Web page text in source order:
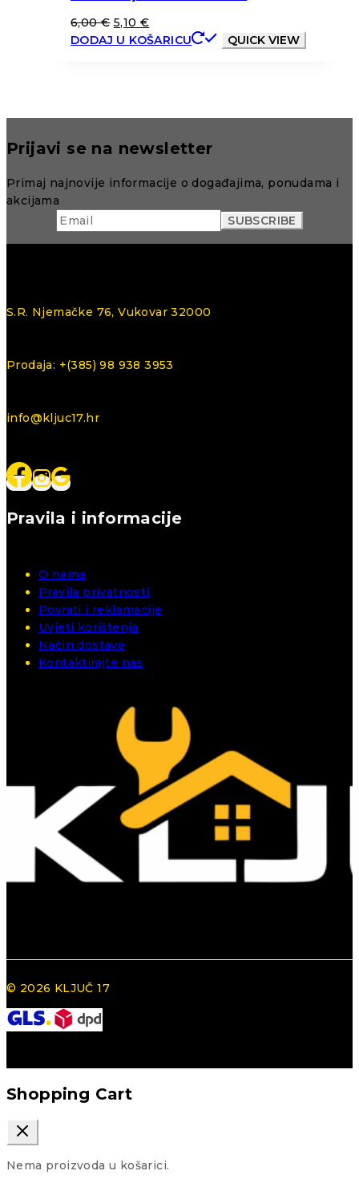
6,00€ 5,10 €
DODAJ U KOŠARICU
QUICK VIEW
Prijavi se na newsletter
Primaj najnovije informacije o događajima, ponudama i
akcijama
S.R. Njemačke 76, Vukovar 32000
Prodaja: +(385) 98 938 3953
info@kljuc17.hr
Pravila i informacije
O nama
Pravila privatnosti
Povrati i reklamacije
Uvjeti korištenja
Način dostave
Kontaktirajte nas
© 2026 KLJUČ 17
Shopping Cart
Nema proizvoda u košarici.